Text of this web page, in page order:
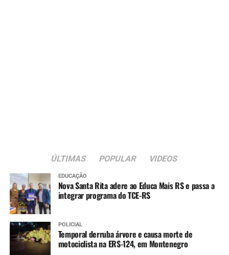
institucional.
ÚLTIMAS POPULAR VIDEOS
EDUCAÇÃO
Nova Santa Rita adere ao Educa Mais RS e passa a
integrar programa do TCE-RS
POLICIAL
Temporal derruba árvore e causa morte de
motociclista na ERS-124, em Montenegro